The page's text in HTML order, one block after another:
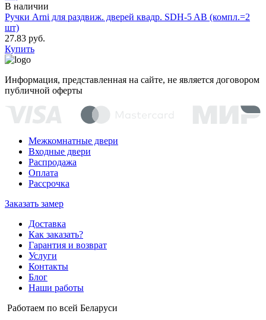
В наличии
Ручки Arni для раздвиж. дверей квадр. SDH-5 AB (компл.=2
шт)
27.83 руб.
Купить
Информация, представленная на сайте, не является договором
публичной оферты
Межкомнатные двери
Входные двери
Распродажа
Оплата
Рассрочка
Заказать замер
Доставка
Как заказать?
Гарантия и возврат
Услуги
Контакты
Блог
Наши работы
Работаем по всей Беларуси